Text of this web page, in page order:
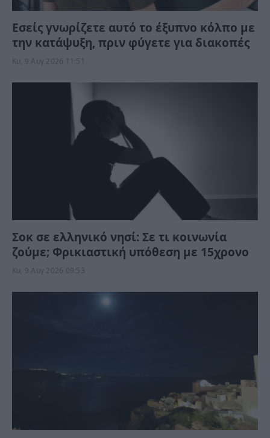
Εσείς γνωρίζετε αυτό το έξυπνο κόλπο με
την κατάψυξη, πριν φύγετε για διακοπές
Κυ, 9 Αυγ 2026 11:51
Σοκ σε ελληνικό νησί: Σε τι κοινωνία
ζούμε; Φρικιαστική υπόθεση με 15χρονο
Κυ, 9 Αυγ 2026 09:53